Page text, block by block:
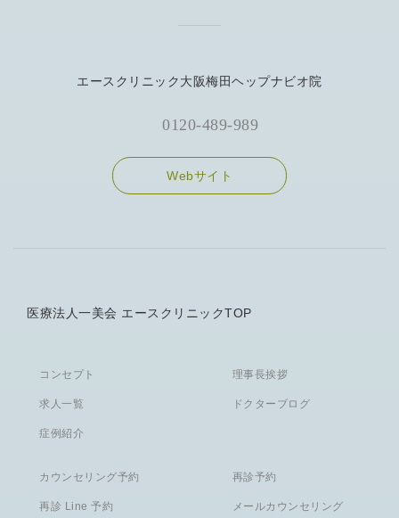
エースクリニック大阪梅田ヘップナビオ院
0120-489-989
Webサイト
医療法人一美会 エースクリニックTOP
コンセプト 理事長挨拶
求人一覧 ドクターブログ
症例紹介
カウンセリング予約 再診予約
再診 Line 予約 メールカウンセリング